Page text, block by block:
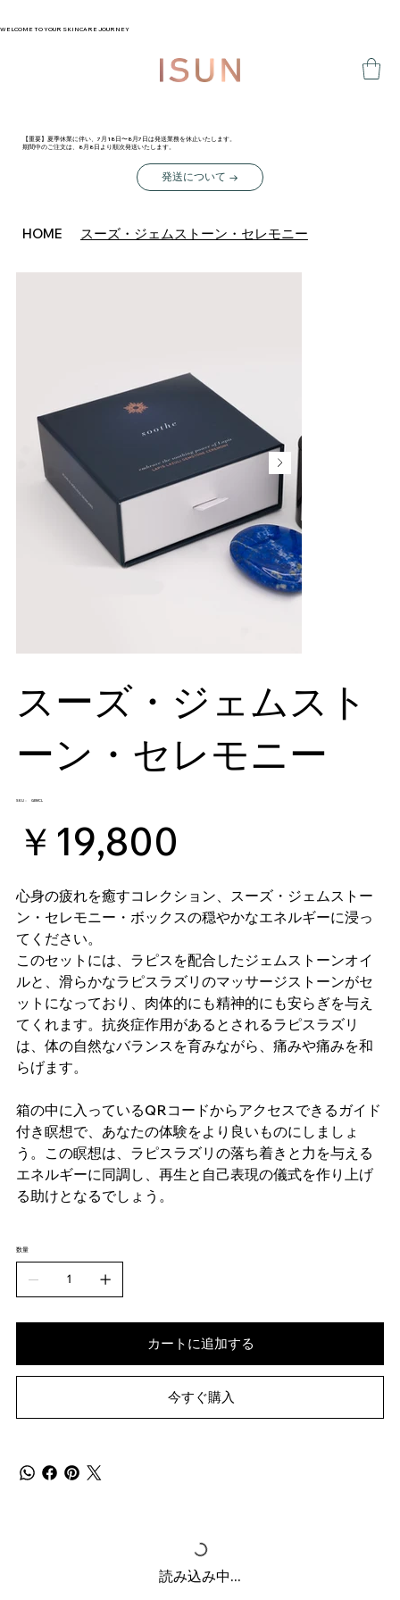
WELCOME TO YOUR SKINCARE JOURNEY
HOME スーズ・ジェムストーン・セレモニー
スーズ・ジェムスト
ーン・セレモニー
SKU：
SKU：
GEMCL
￥19,800
心身の疲れを癒すコレクション、スーズ・ジェムストー
ン・セレモニー・ボックスの穏やかなエネルギーに浸っ
てください。
このセットには、ラピスを配合したジェムストーンオイ
ルと、滑らかなラピスラズリのマッサージストーンがセ
ットになっており、肉体的にも精神的にも安らぎを与え
てくれます。抗炎症作用があるとされるラピスラズリ
は、体の自然なバランスを育みながら、痛みや痛みを和
らげます。
箱の中に入っているQRコードからアクセスできるガイド
付き瞑想で、あなたの体験をより良いものにしましょ
う。この瞑想は、ラピスラズリの落ち着きと力を与える
エネルギーに同調し、再生と自己表現の儀式を作り上げ
る助けとなるでしょう。
数量
カートに追加する
今すぐ購入
読み込み中...
【重要】夏季休業に伴い、7月18日〜8月7日は発送業務を休止いたします。
期間中のご注文は、8月8日より順次発送いたします。
発送について →